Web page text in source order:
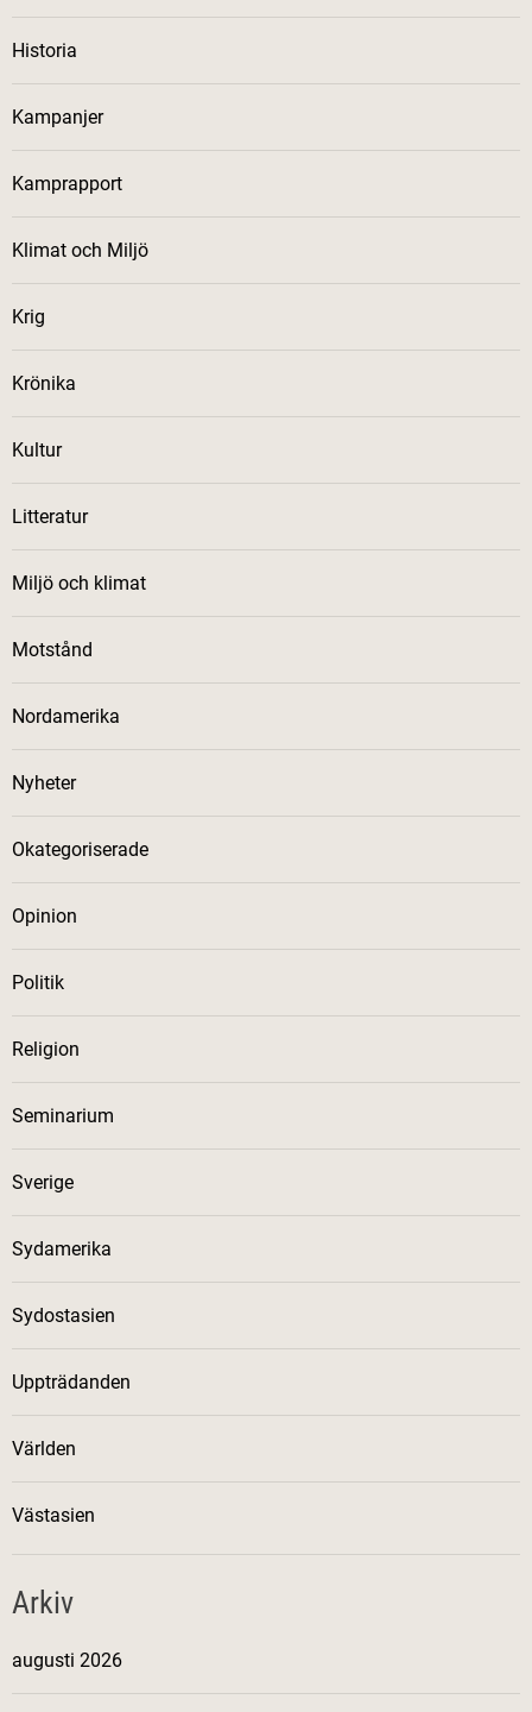
Historia
Kampanjer
Kamprapport
Klimat och Miljö
Krig
Krönika
Kultur
Litteratur
Miljö och klimat
Motstånd
Nordamerika
Nyheter
Okategoriserade
Opinion
Politik
Religion
Seminarium
Sverige
Sydamerika
Sydostasien
Uppträdanden
Världen
Västasien
Arkiv
augusti 2026